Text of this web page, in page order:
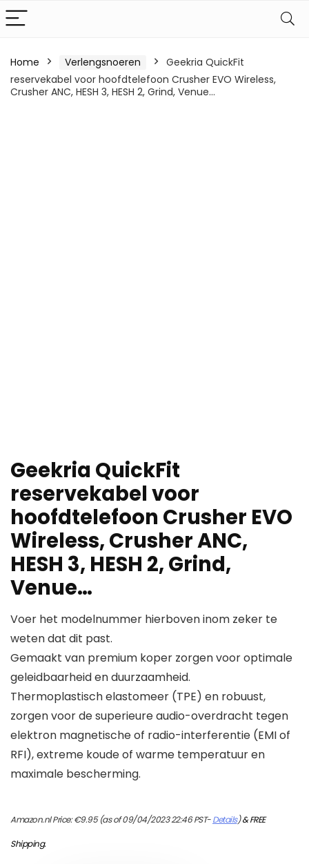
Home Verlengsnoeren
Geekria QuickFit
reservekabel voor hoofdtelefoon Crusher EVO Wireless,
Crusher ANC, HESH 3, HESH 2, Grind, Venue…
Geekria QuickFit
reservekabel voor
hoofdtelefoon Crusher EVO
Wireless, Crusher ANC,
HESH 3, HESH 2, Grind,
Venue…
Voer het modelnummer hierboven inom zeker te
weten dat dit past.
Gemaakt van premium koper zorgen voor optimale
geleidbaarheid en duurzaamheid.
Thermoplastisch elastomeer (TPE) en robuust,
zorgen voor de superieure audio-overdracht tegen
elektron magnetische of radio-interferentie (EMI of
RFI), extreme koude of warme temperatuur en
maximale bescherming.
Amazon.nl Price:€9.95(as of 09/04/2023 22:46 PST-Details)&FREE
Shipping.